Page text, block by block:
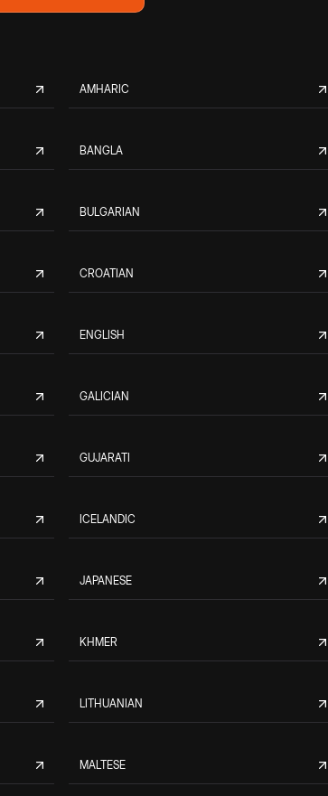
AMHARIC
BANGLA
BULGARIAN
CROATIAN
ENGLISH
GALICIAN
GUJARATI
ICELANDIC
JAPANESE
KHMER
LITHUANIAN
MALTESE